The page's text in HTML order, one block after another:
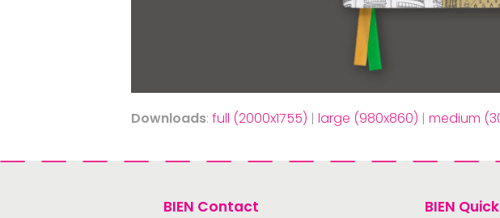
Downloads: full (2000x1755) | large (980x860) | medium
BIEN Contact BIEN